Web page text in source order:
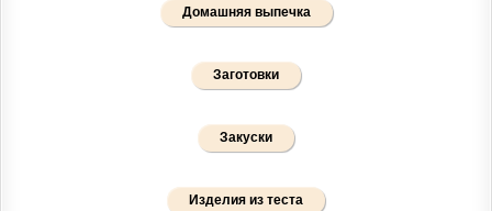
Домашняя выпечка
Заготовки
Закуски
Изделия из теста